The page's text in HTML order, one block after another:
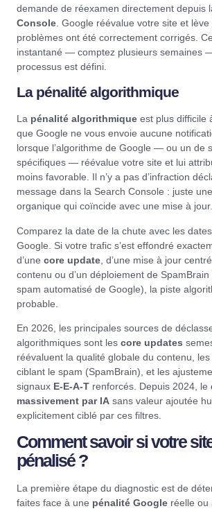
demande de réexamen directement depuis
Console . Google réévalue votre site et
problèmes ont été correctement corrigés.
instantané — comptez plusieurs semaines
processus est défini.
La pénalité algorithmique
La pénalité algorithmique est plus difficile
que Google ne vous envoie aucune
lorsque l’algorithme de Google — ou un de
spécifiques — réévalue votre site et lui
moins favorable. Il n’y a pas d’infraction
message dans la Search Console : juste
organique qui coïncide avec une mise à jour.
Comparez la date de la chute avec les
Google. Si votre trafic s’est effondré
d’une core update , d’une mise à jour
contenu ou d’un déploiement de
spam automatisé de Google), la piste
probable.
En 2026, les principales sources de
algorithmiques sont les core updates
réévaluent la qualité globale du contenu,
ciblant le spam (SpamBrain), et les
signaux E-E-A-T renforcés. Depuis 2024, le
massivement par IA sans valeur ajoutée
explicitement ciblé par ces filtres.
Comment savoir si votre
pénalisé ?
La première étape du diagnostic est de
faites face à une pénalité Google réelle